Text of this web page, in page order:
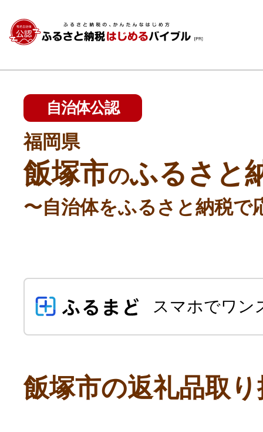
自治体公認
福岡県
飯塚市のふるさと
〜自治体をふるさと納税で
スマホでワン
飯塚市の返礼品取